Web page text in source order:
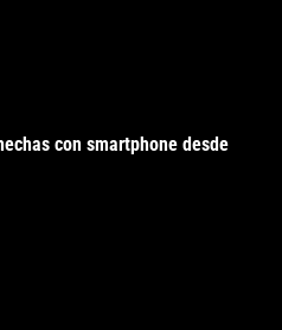
con smartphone desde